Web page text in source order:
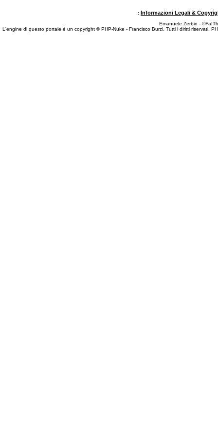
.: Informazioni Legali &
Emanuele Zerbin -
L'engine di questo portale è un copyright © PHP-Nuke - Francisco Burzi. Tutti i diritti riservati.